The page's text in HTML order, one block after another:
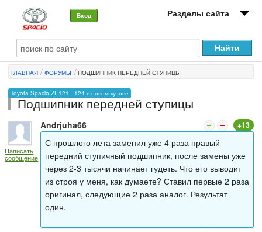
Вход Разделы сайта
О машине
Автоклуб
Форумы
Сервисы и услуги
Новости
ГЛАВНАЯ ФОРУМЫ ПОДШИПНИК ПЕРЕДНЕЙ СТУПИЦЫ
Toyota Spacio ZE121...124 в новом кузове
Подшипник передней ступицы
Написать
сообщение
Andrjuha66 +13
С прошлого лета заменил уже 4 раза правый
передний ступичный подшипник, после замены уже
через 2-3 тысячи начинает гудеть. Что его выводит
из строя у меня, как думаете? Ставил первые 2 раза
оригинал, следующие 2 раза аналог. Результат
один.